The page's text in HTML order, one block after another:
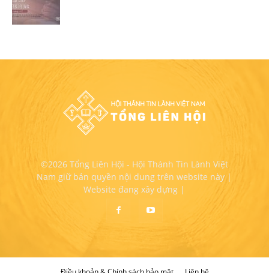
©2026 Tổng Liên Hội - Hội Thánh Tin Lành Việt
Nam giữ bản quyền nội dung trên website này |
Website đang xây dựng |